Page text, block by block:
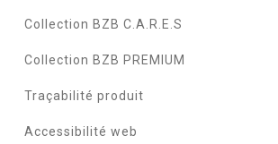
Collection BZB C.A.R.E.S
Collection BZB PREMIUM
Traçabilité produit
Accessibilité web